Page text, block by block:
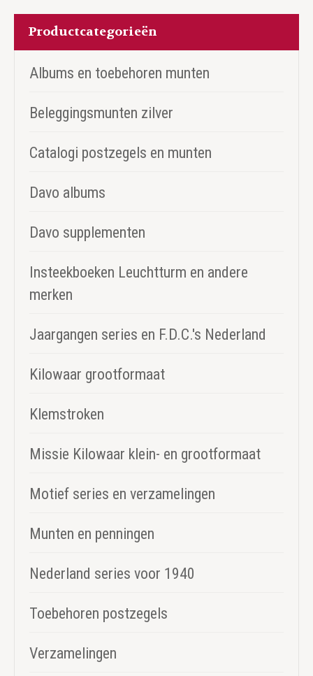
Productcategorieën
Albums en toebehoren munten
Beleggingsmunten zilver
Catalogi postzegels en munten
Davo albums
Davo supplementen
Insteekboeken Leuchtturm en andere
merken
Jaargangen series en F.D.C.'s Nederland
Kilowaar grootformaat
Klemstroken
Missie Kilowaar klein- en grootformaat
Motief series en verzamelingen
Munten en penningen
Nederland series voor 1940
Toebehoren postzegels
Verzamelingen